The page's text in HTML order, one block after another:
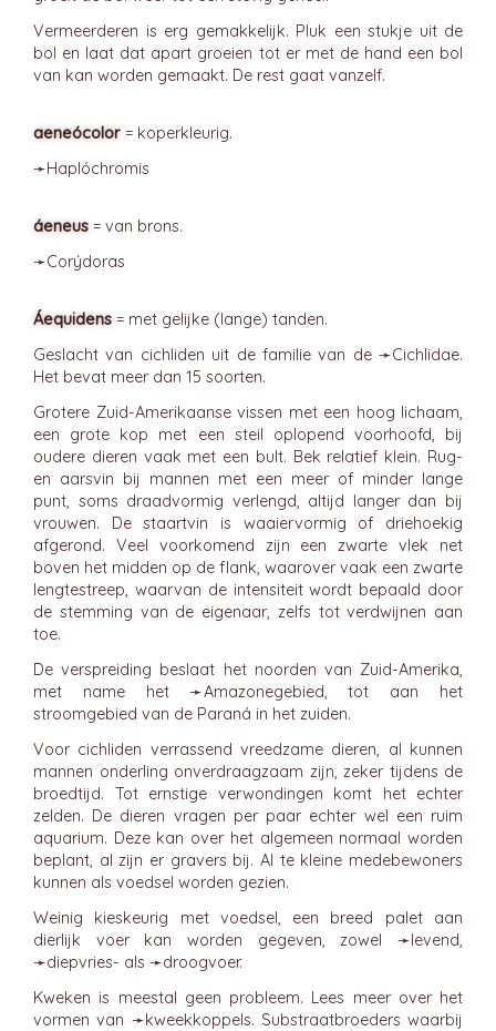
Vermeerderen is erg gemakkelijk. Pluk een stukje uit de
bol en laat dat apart groeien tot er met de hand een bol
van kan worden gemaakt. De rest gaat vanzelf.
aeneócolor = koperkleurig.
➛Haplóchromis
áeneus = van brons.
➛Corýdoras
Áequidens = met gelijke (lange) tanden.
Geslacht van cichliden uit de familie van de ➛Cichlidae.
Het bevat meer dan 15 soorten.
Grotere Zuid-Amerikaanse vissen met een hoog lichaam,
een grote kop met een steil oplopend voorhoofd, bij
oudere dieren vaak met een bult. Bek relatief klein. Rug-
en aarsvin bij mannen met een meer of minder lange
punt, soms draadvormig verlengd, altijd langer dan bij
vrouwen. De staartvin is waaiervormig of driehoekig
afgerond. Veel voorkomend zijn een zwarte vlek net
boven het midden op de flank, waarover vaak een zwarte
lengtestreep, waarvan de intensiteit wordt bepaald door
de stemming van de eigenaar, zelfs tot verdwijnen aan
toe.
De verspreiding beslaat het noorden van Zuid-Amerika,
met name het ➛Amazonegebied, tot aan het
stroomgebied van de Paraná in het zuiden.
Voor cichliden verrassend vreedzame dieren, al kunnen
mannen onderling onverdraagzaam zijn, zeker tijdens de
broedtijd. Tot ernstige verwondingen komt het echter
zelden. De dieren vragen per paar echter wel een ruim
aquarium. Deze kan over het algemeen normaal worden
beplant, al zijn er gravers bij. Al te kleine medebewoners
kunnen als voedsel worden gezien.
Weinig kieskeurig met voedsel, een breed palet aan
dierlijk voer kan worden gegeven, zowel ➛levend,
➛diepvries- als ➛droogvoer.
Kweken is meestal geen probleem. Lees meer over het
vormen van ➛kweekkoppels. Substraatbroeders waarbij